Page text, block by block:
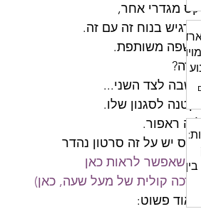
מגדרי אחר,
להרגיש בנוח זה עם זה.
שפה משותפת.
לצד השני...
קטנה לסגנון שלו.
ראפור.
יש על זה סרטון נהדר
קולית של מעל שעה, כאן)
מאוד פשוט: